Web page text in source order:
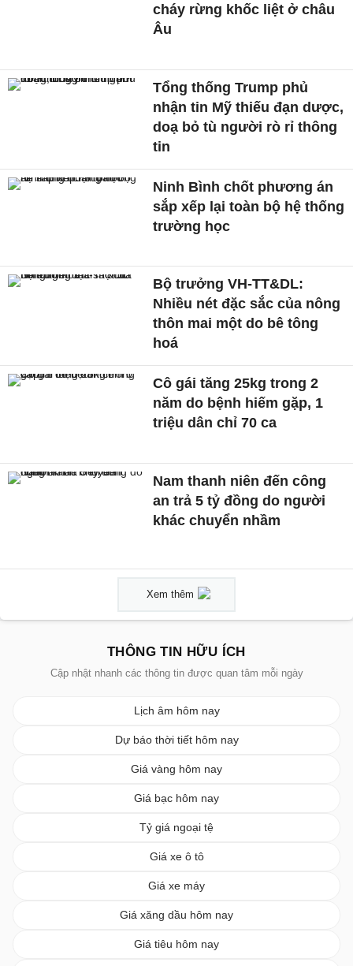
cháy rừng khốc liệt ở châu
Âu
Tổng thống Trump phủ
nhận tin Mỹ thiếu đạn dược,
doạ bỏ tù người rò rỉ thông
tin
Ninh Bình chốt phương án
sắp xếp lại toàn bộ hệ thống
trường học
Bộ trưởng VH-TT&DL:
Nhiều nét đặc sắc của nông
thôn mai một do bê tông
hoá
Cô gái tăng 25kg trong 2
năm do bệnh hiếm gặp, 1
triệu dân chỉ 70 ca
Nam thanh niên đến công
an trả 5 tỷ đồng do người
khác chuyển nhầm
Xem thêm
THÔNG TIN HỮU ÍCH
Cập nhật nhanh các thông tin được quan tâm mỗi ngày
Lịch âm hôm nay
Dự báo thời tiết hôm nay
Giá vàng hôm nay
Giá bạc hôm nay
Tỷ giá ngoại tệ
Giá xe ô tô
Giá xe máy
Giá xăng dầu hôm nay
Giá tiêu hôm nay